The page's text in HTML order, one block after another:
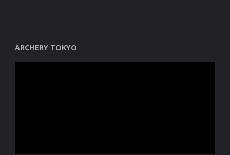
ARCHERY TOKYO